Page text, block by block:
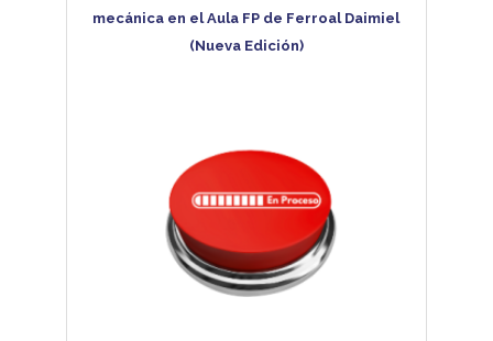
mecánica en el Aula FP de Ferroal Daimiel
(Nueva Edición)